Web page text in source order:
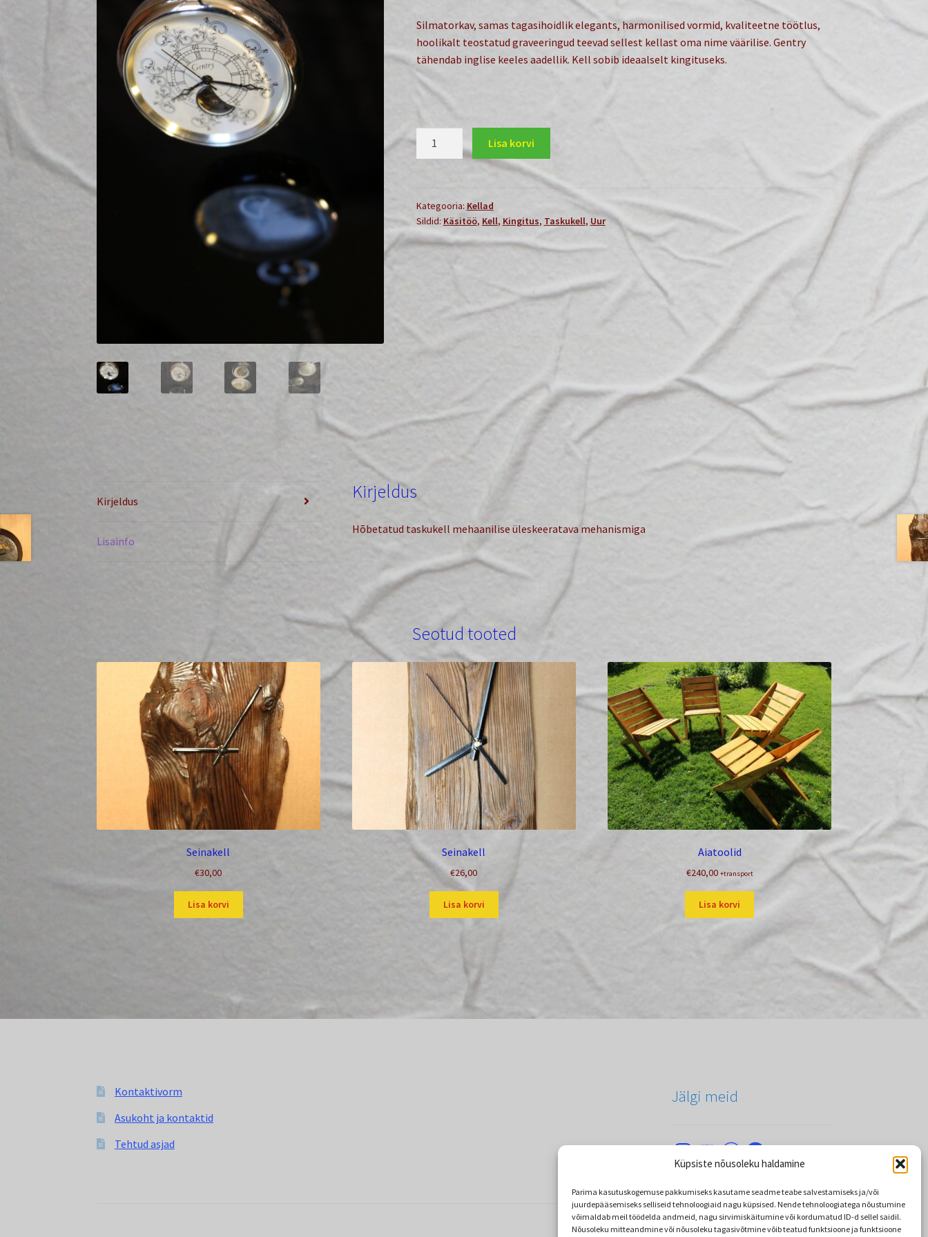
Küpsiste nõusoleku haldamine
Parima kasutuskogemuse pakkumiseks kasutame seadme teabe salvestamiseks ja/või
juurdepääsemiseks selliseid tehnoloogiaid nagu küpsised. Nende tehnoloogiatega nõustumine
võimaldab meil töödelda andmeid, nagu sirvimiskäitumine või kordumatud ID-d sellel saidil.
Nõusoleku mitteandmine või nõusoleku tagasivõtmine võib teatud funktsioone ja funktsioone
Silmatorkav, samas tagasihoidlik elegants, harmonilised vormid, kvaliteetne töötlus,
hoolikalt teostatud graveeringud teevad sellest kellast oma nime väärilise. Gentry
tähendab inglise keeles aadellik. Kell sobib ideaalselt kingituseks.
Lisa korvi
Kategooria: Kellad
Sildid: Käsitöö, Kell, Kingitus, Taskukell, Uur
Kirjeldus
Lisainfo
Kirjeldus
Hõbetatud taskukell mehaanilise üleskeeratava mehanismiga
Seotud tooted
Seinakell
€30,00
Lisa korvi
Seinakell
€26,00
Lisa korvi
Aiatoolid
€240,00 +transport
Lisa korvi
Kontaktivorm
Asukoht ja kontaktid
Tehtud asjad
Jälgi meid
Instagram
YouTubeWordPress
Facebook